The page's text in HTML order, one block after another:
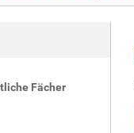
Fächer